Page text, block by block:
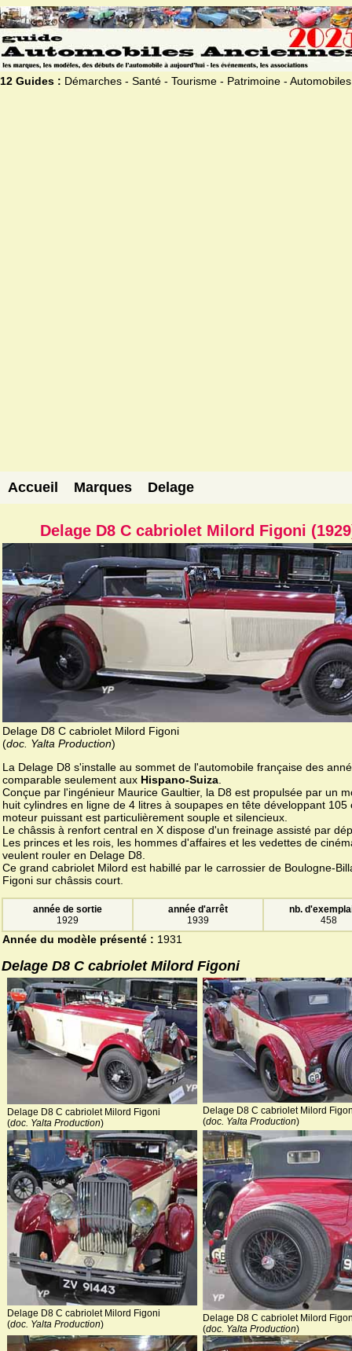
12 Guides : Démarches - Santé - Tourisme - Patrimoine - Automobiles
Accueil Marques Delage
Delage D8 C cabriolet Milord Figoni
Delage D8 C cabriolet Milord Figoni
(doc. Yalta Production)
La Delage D8 s'installe au sommet de l'automobile française des
comparable seulement aux Hispano-Suiza
Conçue par l'ingénieur Maurice Gaultier, la D8 est propulsée par un
huit cylindres en ligne de 4 litres à soupapes en tête développant 105
moteur puissant est particulièrement souple et silencieux.
Le châssis à renfort central en X dispose d'un freinage assisté par
Les princes et les rois, les hommes d'affaires et les vedettes de
veulent rouler en Delage D8.
Ce grand cabriolet Milord est habillé par le carrossier de Boulogne-
Figoni sur châssis court.
année de sortie
1929
année d'arrêt
1939
nb.
458
Année du modèle présenté : 1931
Delage D8 C cabriolet Milord Figoni
Delage D8 C cabriolet Milord Figoni
(doc. Yalta Production)
Delage D8 C cabriolet Milord
(doc. Yalta Production)
Delage D8 C cabriolet Milord Figoni
(doc. Yalta Production)
Delage D8 C cabriolet Milord
(doc. Yalta Production)